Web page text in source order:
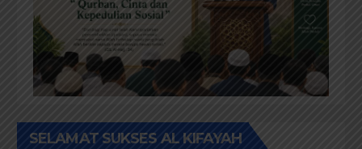
SELAMAT SUKSES AL KIFAYAH